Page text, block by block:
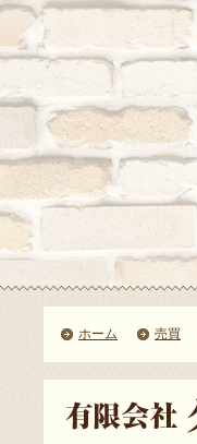
ホーム 売買